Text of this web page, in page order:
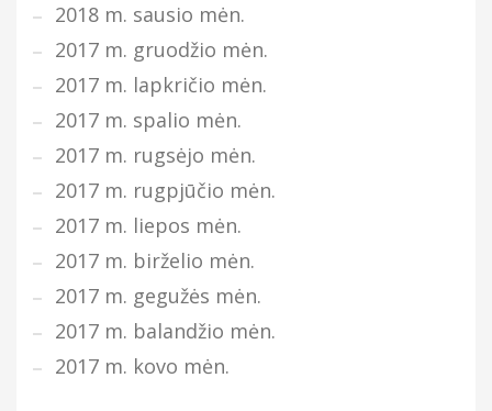
2018 m. sausio mėn.
2017 m. gruodžio mėn.
2017 m. lapkričio mėn.
2017 m. spalio mėn.
2017 m. rugsėjo mėn.
2017 m. rugpjūčio mėn.
2017 m. liepos mėn.
2017 m. birželio mėn.
2017 m. gegužės mėn.
2017 m. balandžio mėn.
2017 m. kovo mėn.